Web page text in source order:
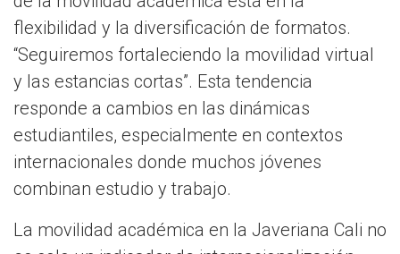
flexibilidad y la diversificación de formatos.
“Seguiremos fortaleciendo la movilidad virtual
y las estancias cortas”. Esta tendencia
responde a cambios en las dinámicas
estudiantiles, especialmente en contextos
internacionales donde muchos jóvenes
combinan estudio y trabajo.
La movilidad académica en la Javeriana Cali no